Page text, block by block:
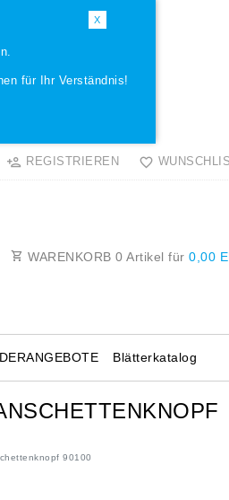
X
für Ihr Verständnis!
REGISTRIEREN
WARENKORB 0 Artikel für 0,00
Blätterkatalog
90100